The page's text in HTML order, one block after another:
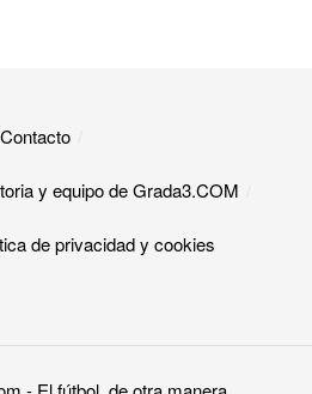
Contacto
y equipo de Grada3.COM
de privacidad y cookies​